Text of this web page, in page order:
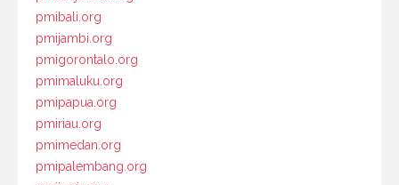
pmibali.org
pmijambi.org
pmigorontalo.org
pmimaluku.org
pmipapua.org
pmiriau.org
pmimedan.org
pmipalembang.org